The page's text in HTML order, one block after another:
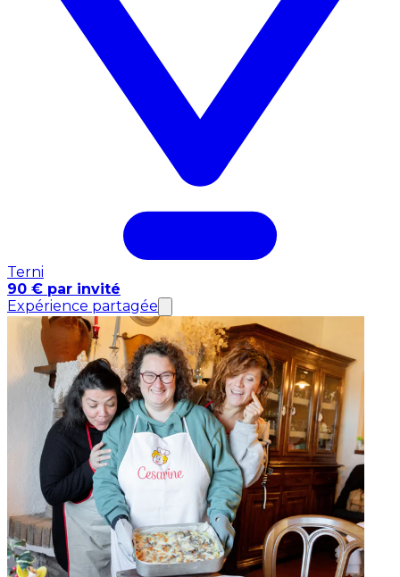
Terni
90 € par invité
Expérience partagée